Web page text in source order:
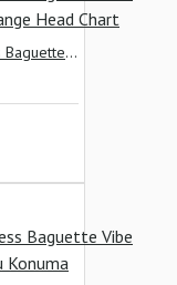
Воблер Madness Baguette Vibe 70 17 гр #03 Orange Head Chart